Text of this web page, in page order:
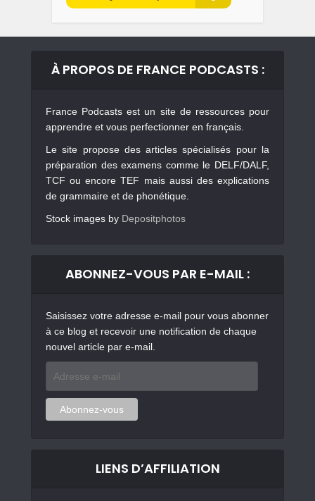
À PROPOS DE FRANCE PODCASTS :
France Podcasts est un site de ressources pour
apprendre et vous perfectionner en français.
Le site propose des articles spécialisés pour la
préparation des examens comme le DELF/DALF,
TCF ou encore TEF mais aussi des explications
de grammaire et de phonétique.
Stock images by Depositphotos
ABONNEZ-VOUS PAR E-MAIL :
Saisissez votre adresse e-mail pour vous abonner
à ce blog et recevoir une notification de chaque
nouvel article par e-mail.
mail
Abonnez-vous
LIENS D’AFFILIATION